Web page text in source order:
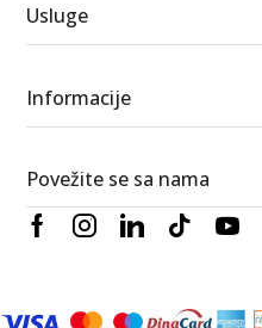
Usluge
Informacije
Povežite se sa nama